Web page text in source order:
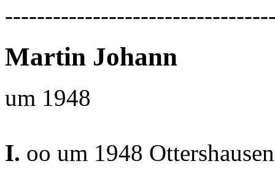
Martin Johann
um 1948
I. oo um 1948